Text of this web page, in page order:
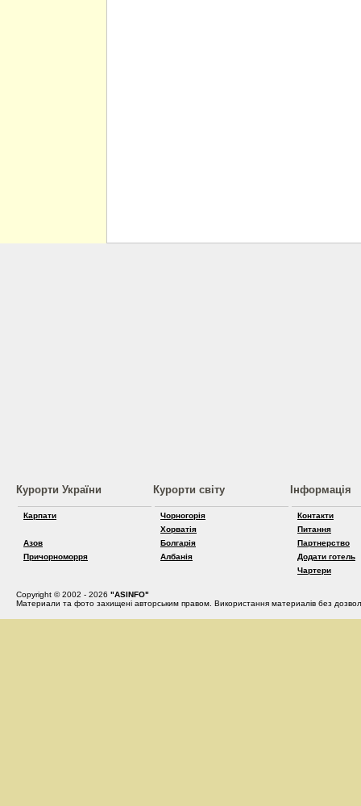
Курорти України
Карпати
Азов
Причорноморря
Курорти світу
Чорногорія
Хорватія
Болгарія
Албанія
Інформація
Контакти
Питання
Партнерство
Додати готель
Чартери
Copyright © 2002 - 2026 "ASINFO"
Материали та фото захищені авторським правом. Використання материалів без